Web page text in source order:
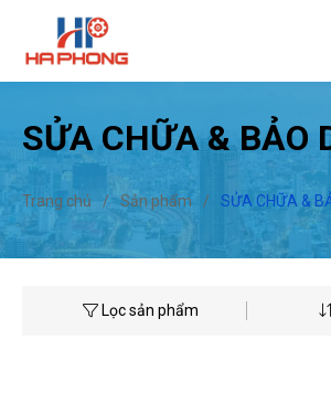
SỬA CHỮA & BẢO
Trang chủ / Sản phẩm / SỬA CHỮA &
Lọc sản phẩm